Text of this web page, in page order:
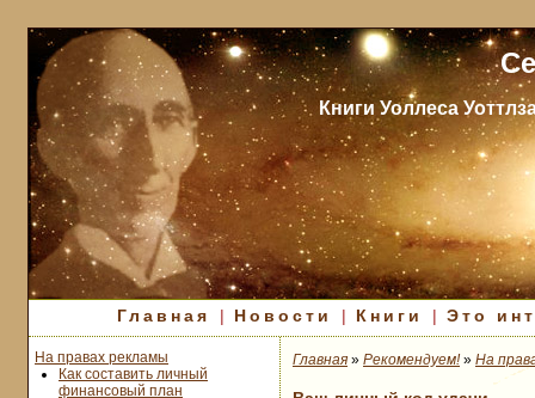
Книги Уоллеса
Главная | Новости | Книги |Это
На правах рекламы
Как составить личный
финансовый план
Главная » Рекомендуем!» На